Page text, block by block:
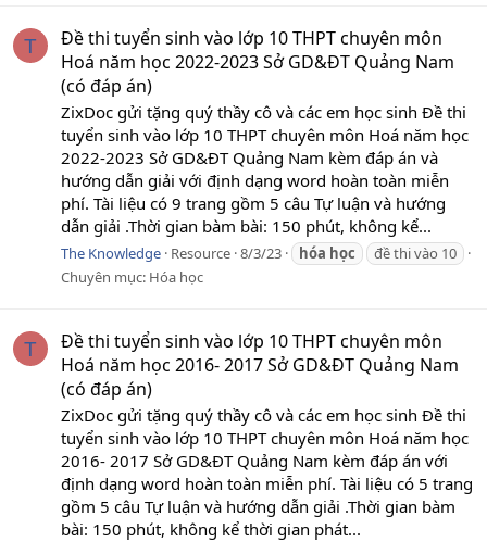
T
Đề thi tuyển sinh vào lớp 10 THPT chuyên môn
Hoá năm học 2022-2023 Sở GD&ĐT Quảng Nam
(có đáp án)
ZixDoc gửi tặng quý thầy cô và các em học sinh Đề thi
tuyển sinh vào lớp 10 THPT chuyên môn Hoá năm học
2022-2023 Sở GD&ĐT Quảng Nam kèm đáp án và
hướng dẫn giải với định dạng word hoàn toàn miễn
phí. Tài liệu có 9 trang gồm 5 câu Tự luận và hướng
dẫn giải .Thời gian bàm bài: 150 phút, không kể...
The Knowledge Resource 8/3/23 hóa học
đề thi vào 10
Chuyên mục: Hóa học
T
Đề thi tuyển sinh vào lớp 10 THPT chuyên môn
Hoá năm học 2016- 2017 Sở GD&ĐT Quảng Nam
(có đáp án)
ZixDoc gửi tặng quý thầy cô và các em học sinh Đề thi
tuyển sinh vào lớp 10 THPT chuyên môn Hoá năm học
2016- 2017 Sở GD&ĐT Quảng Nam kèm đáp án với
định dạng word hoàn toàn miễn phí. Tài liệu có 5 trang
gồm 5 câu Tự luận và hướng dẫn giải .Thời gian bàm
bài: 150 phút, không kể thời gian phát...